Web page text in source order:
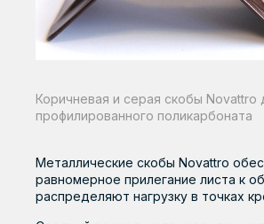
Коричневая и серая скобы Novattro
профилированного поликарбоната
Металлические скобы Novattro
равномерное прилегание листа к
распределяют нагрузку в точках